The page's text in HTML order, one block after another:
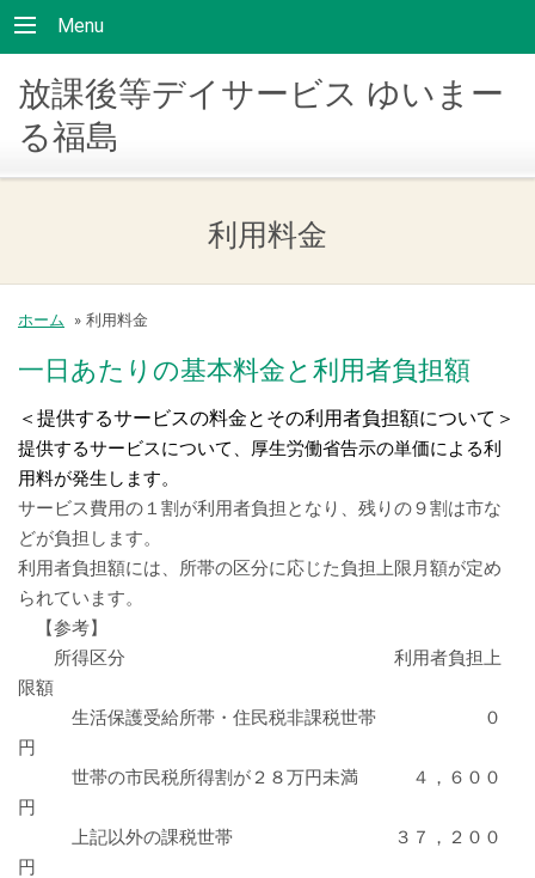
Menu
放課後等デイサービス ゆいまー
る福島
利用料金
ホーム » 利用料金
一日あたりの基本料金と利用者負担額
＜提供するサービスの料金とその利用者負担額について＞
提供するサービスについて、厚生労働省告示の単価による利
用料が発生します。
サービス費用の１割が利用者負担となり、残りの９割は市な
どが負担します。
利用者負担額には、所帯の区分に応じた負担上限月額が定め
られています。
【参考】
所得区分 利用者負担上
限額
生活保護受給所帯・住民税非課税世帯 ０
円
世帯の市民税所得割が２８万円未満 ４，６００
円
上記以外の課税世帯 ３７，２００
円